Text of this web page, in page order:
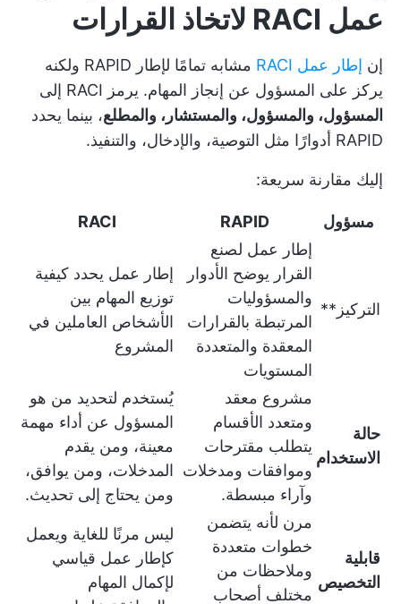
عمل RACI لاتخاذ القرارات
إن إطار عمل RACI
مشابه تمامًا لإطار RAPID ولكنه
يركز على المسؤول عن إنجاز المهام. يرمز RACI إلى
المسؤول، والمسؤول، والمستشار، والمطلع، بينما يحدد
RAPID أدوارًا مثل التوصية، والإدخال، والتنفيذ.
إليك مقارنة سريعة:
مسؤول RAPID
RACI
التركيز**
إطار عمل لصنع
القرار يوضح الأدوار
والمسؤوليات
المرتبطة بالقرارات
المعقدة والمتعددة
المستويات
إطار عمل يحدد كيفية
توزيع المهام بين
الأشخاص العاملين في
المشروع
حالة
الاستخدام
مشروع معقد
ومتعدد الأقسام
يتطلب مقترحات
وموافقات ومدخلات
وآراء مبسطة.
يُستخدم لتحديد من هو
المسؤول عن أداء مهمة
معينة، ومن يقدم
المدخلات، ومن يوافق،
ومن يحتاج إلى تحديث.
قابلية
التخصيص
مرن لأنه يتضمن
خطوات متعددة
وملاحظات من
مختلف أصحاب
ليس مرنًا للغاية ويعمل
كإطار عمل قياسي
لإكمال المهام